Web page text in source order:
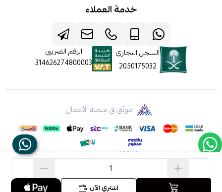
اشتري الآن
خدمة العملاء
السجل التجاري
2050175032
الرقم الضريبي
314626274800003
موثّق في منصة الأعمال
الحقوق محفوظة | 2026 شركه عالم جيفينشي التجارية